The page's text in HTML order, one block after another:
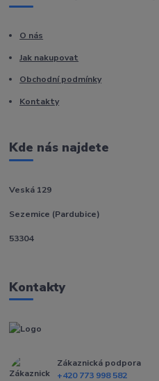
O nás
Jak nakupovat
Obchodní podmínky
Kontakty
Kde nás najdete
Veská 129
Sezemice (Pardubice)
53304
Kontakty
Zákaznická podpora
+420 773 998 582